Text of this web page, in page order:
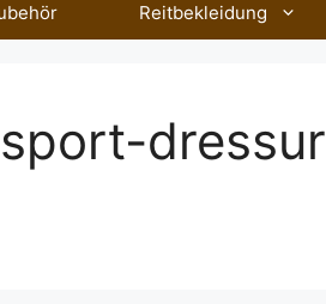
Reitbekleidung
dressur